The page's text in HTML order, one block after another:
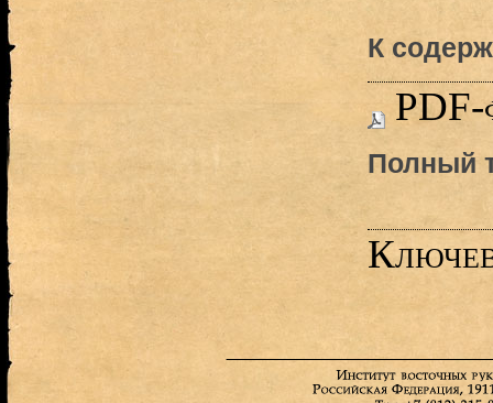
К
PDF-
Полный